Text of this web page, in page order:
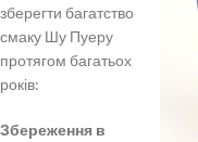
зберегти багатство
смаку Шу Пуеру
протягом багатьох
років:
Збереження в